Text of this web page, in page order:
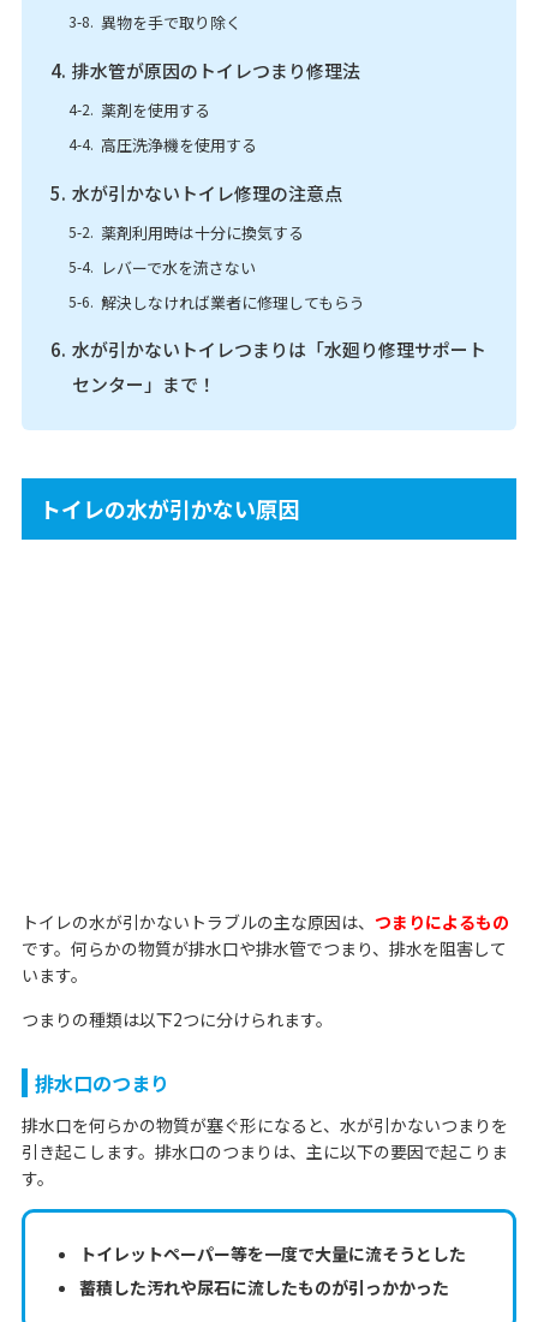
異物を手で取り除く
排水管が原因のトイレつまり修理法
薬剤を使用する
高圧洗浄機を使用する
水が引かないトイレ修理の注意点
薬剤利用時は十分に換気する
レバーで水を流さない
解決しなければ業者に修理してもらう
水が引かないトイレつまりは「水廻り修理サポート
センター」まで！
トイレの水が引かない原因
トイレの水が引かないトラブルの主な原因は、 つまりによるもの
です。何らかの物質が排水口や排水管でつまり、排水を阻害して
います。
つまりの種類は以下2つに分けられます。
排水口のつまり
排水口を何らかの物質が塞ぐ形になると、水が引かないつまりを
引き起こします。排水口のつまりは、主に以下の要因で起こりま
す。
トイレットペーパー等を一度で大量に流そうとした
蓄積した汚れや尿石に流したものが引っかかった